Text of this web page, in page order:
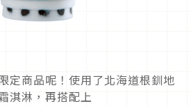
定商品呢！使用了北海道根釧地
淇淋，再搭配上